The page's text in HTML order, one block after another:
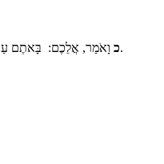
כוָאֹמַר, אֲלֵכֶם: בָּאתֶם עַד-הַר הָאֱמֹרִי, אֲשֶׁר-יְהוָה אֱלֹהֵינוּ נֹתֵן לָנוּ.